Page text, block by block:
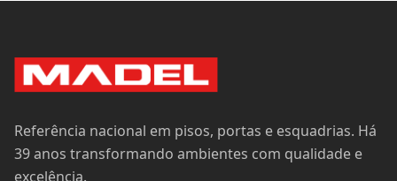
Referência nacional em pisos, portas e esquadrias. Há
39 anos transformando ambientes com qualidade e
excelência.